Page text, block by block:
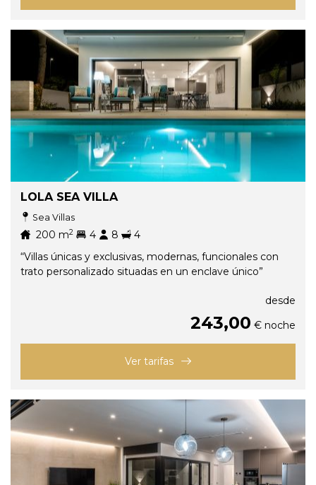
LOLA SEA VILLA
Sea Villas
200 m2 4 8
4
“Villas únicas y exclusivas, modernas, funcionales con
trato personalizado situadas en un enclave único”
desde
243,00 € noche
Ver tarifas